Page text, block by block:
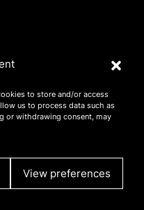
to store and/or access
us to process data such as
or withdrawing consent, may
View preferences